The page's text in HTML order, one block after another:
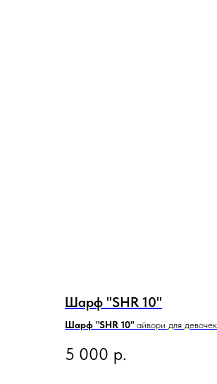
Шарф "SHR 10"
Шарф "SHR 10" айвори для девочек.
5 000 р.